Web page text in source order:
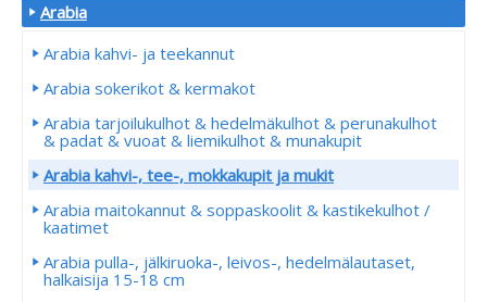
Arabia
Arabia kahvi- ja teekannut
Arabia sokerikot & kermakot
Arabia tarjoilukulhot & hedelmäkulhot & perunakulhot
& padat & vuoat & liemikulhot & munakupit
Arabia kahvi-, tee-, mokkakupit ja mukit
Arabia maitokannut & soppaskoolit & kastikekulhot /
kaatimet
Arabia pulla-, jälkiruoka-, leivos-, hedelmälautaset,
halkaisija 15-18 cm